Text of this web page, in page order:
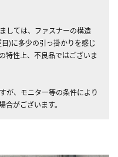
しては、ファスナーの構造
)に多少の引っ掛かりを感じ
特性上、不良品ではございま
が、モニター等の条件により
がございます。